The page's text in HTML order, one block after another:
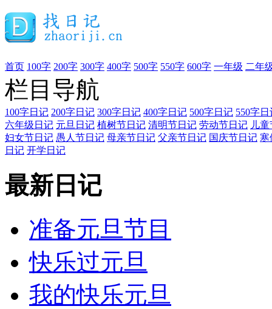
首页 100字 200字 300字 400字 500字 550字 600字 一年级 二年
栏目导航
100字日记 200字日记 300字日记 400字日记 500字日记 550字日
六年级日记 元旦日记 植树节日记 清明节日记 劳动节日记 儿
妇女节日记 愚人节日记 母亲节日记 父亲节日记 国庆节日记 寒
日记 开学日记
最新日记
准备元旦节目
快乐过元旦
我的快乐元旦